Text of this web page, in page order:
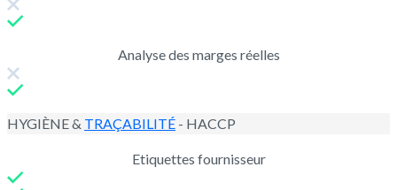
Analyse des marges réelles
HYGIÈNE & TRAÇABILITÉ - HACCP
Etiquettes fournisseur